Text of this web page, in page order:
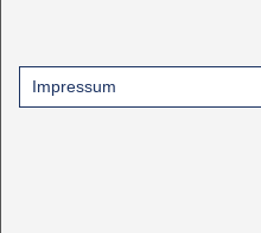
Impressum